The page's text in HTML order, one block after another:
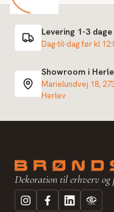
Levering 1-3 dage
Dag-til-dag før kl
Showroom i
Marielundvej 18,
Herlev
Dekoration til erhverv og